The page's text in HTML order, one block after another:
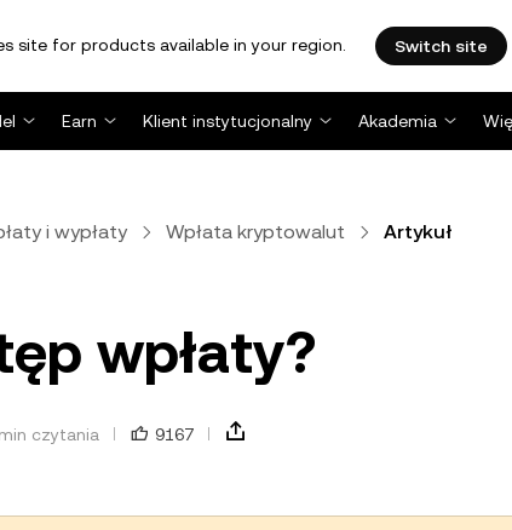
site for products available in your region. Switch site
Earn Klient instytucjonalny Akademia
i wypłaty Wpłata kryptowalut Artykuł
wpłaty?
czytania 9167